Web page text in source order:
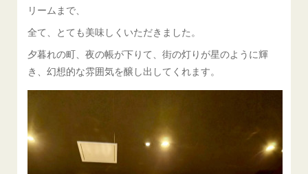
リームまで、
全て、とても美味しくいただきました。
夕暮れの町、夜の帳が下りて、街の灯りが星のように輝
き、幻想的な雰囲気を醸し出してくれます。